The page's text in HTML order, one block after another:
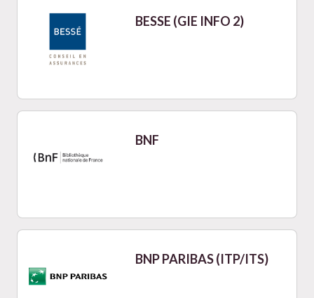
BESSE (GIE INFO 2)
BNF
BNP PARIBAS (ITP/ITS)